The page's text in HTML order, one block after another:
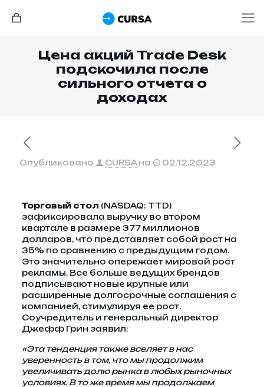
Цена акций Trade Desk
подскочила после
сильного отчета о
доходах
Опубликовано CURSA на 02.12.2023
Торговый стол (NASDAQ: TTD)
зафиксировала выручку во втором
квартале в размере 377 миллионов
долларов, что представляет собой рост на
35% по сравнению с предыдущим годом.
Это значительно опережает мировой рост
рекламы. Все больше ведущих брендов
подписывают новые крупные или
расширенные долгосрочные соглашения с
компанией, стимулируя ее рост.
Соучредитель и генеральный директор
Джефф Грин заявил:
«Эта тенденция также вселяет в нас
уверенность в том, что мы продолжим
увеличивать долю рынка в любых рыночных
условиях. В то же время мы продолжаем